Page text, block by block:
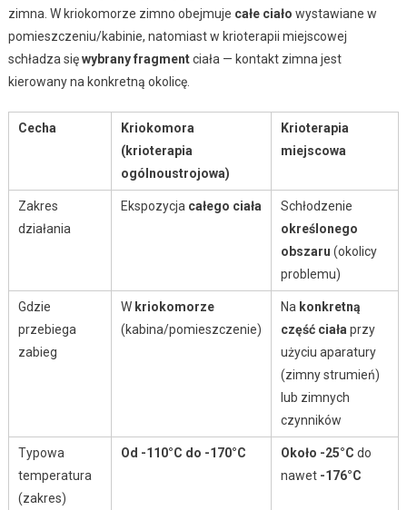
zimna. W kriokomorze zimno obejmuje całe ciało wystawiane w
pomieszczeniu/kabinie, natomiast w krioterapii miejscowej
schładza sięwybrany fragmentciała — kontakt zimna jest
kierowany na konkretną okolicę.
Cecha
Kriokomora
(krioterapia
ogólnoustrojowa)
Krioterapia
miejscowa
Zakres
działania
Ekspozycja całego ciała
Schłodzenie
określonego
obszaru (okolicy
problemu)
Gdzie
przebiega
zabieg
W kriokomorze
(kabina/pomieszczenie)
Na konkretną
część ciała przy
użyciu aparatury
(zimny strumień)
lub zimnych
czynników
Typowa
temperatura
(zakres)
Od -110°C do -170°C Około -25°C do
nawet -176°C